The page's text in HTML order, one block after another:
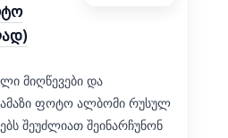
მიღწევები და
ფოტო ალბომი რუსულ
შეუძლიათ შეინარჩუნონ